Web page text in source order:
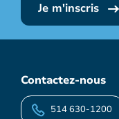
Je m'inscris
Contactez-nous
514 630-1200